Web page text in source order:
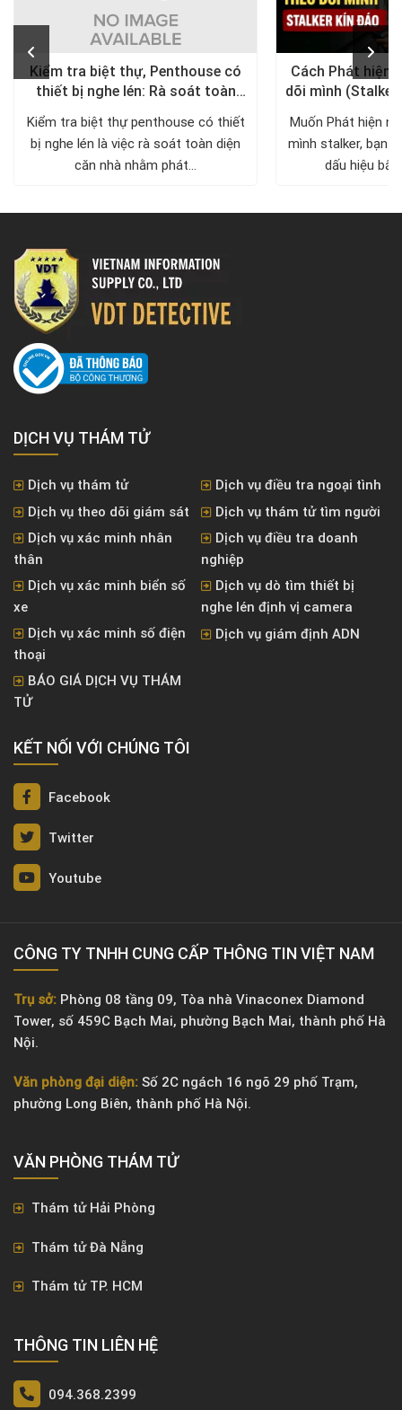
Kiểm tra biệt thự, Penthouse có
thiết bị nghe lén: Rà soát toàn
diện, trả lại không gian riêng tư
Kiểm tra biệt thự penthouse có thiết
bị nghe lén là việc rà soát toàn diện
căn nhà nhằm phát...
Cách Phát hiện
dõi mình
Muốn Phát hiện
mình stalker, bạn
dấu hiệu bất
DỊCH VỤ THÁM TỬ
Dịch vụ thám tử
Dịch vụ điều tra ngoại tình
Dịch vụ theo dõi giám sát
Dịch vụ thám tử tìm người
Dịch vụ xác minh nhân
thân
Dịch vụ điều tra doanh
nghiệp
Dịch vụ xác minh biển số
xe
Dịch vụ dò tìm thiết bị
nghe lén định vị camera
Dịch vụ xác minh số điện
thoại
Dịch vụ giám định ADN
BÁO GIÁ DỊCH VỤ THÁM
TỬ
KẾT NỐI VỚI CHÚNG TÔI
Facebook
Twitter
Youtube
CÔNG TY TNHH CUNG CẤP THÔNG TIN VIỆT NAM
Trụ sở: Phòng 08 tầng 09, Tòa nhà Vinaconex Diamond
Tower, số 459C Bạch Mai, phường Bạch Mai, thành phố Hà
Nội.
Văn phòng đại diện: Số 2C ngách 16 ngõ 29 phố Trạm,
phường Long Biên, thành phố Hà Nội.
VĂN PHÒNG ​THÁM TỬ
Thám tử Hải Phòng
Thám tử Đà Nẵng
Thám tử TP. HCM
THÔNG TIN LIÊN HỆ
094.368.2399